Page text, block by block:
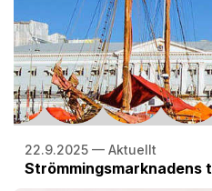
22.9.2025 — Aktuellt